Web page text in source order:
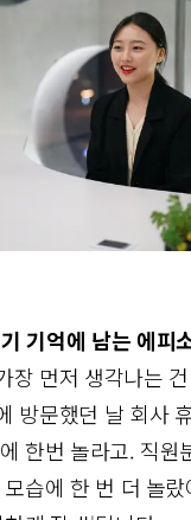
기억에 남는 에피
장 먼저 생각나는 건
방문했던 날 회사
한번 놀라고. 직원
습에 한 번 더 놀